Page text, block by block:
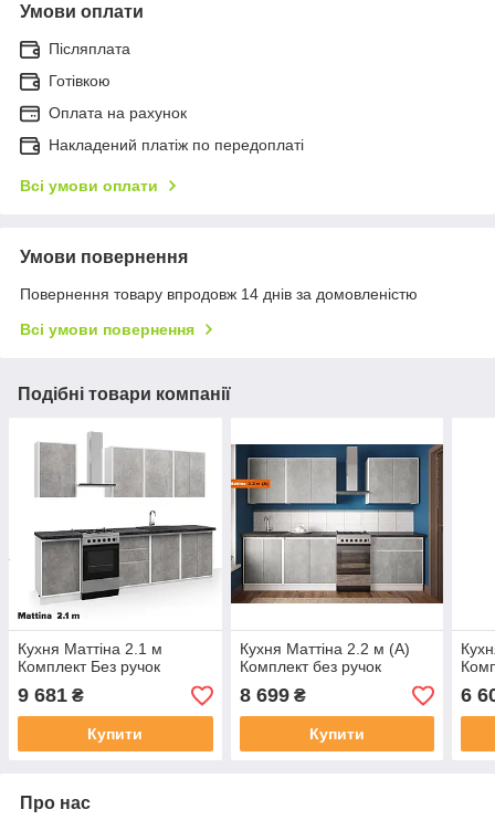
Умови оплати
Післяплата
Готівкою
Оплата на рахунок
Накладений платіж по передоплаті
Всі умови оплати
Умови повернення
Повернення товару впродовж 14 днів за домовленістю
Всі умови повернення
Подібні товари компанії
Кухня Маттіна 2.1 м
Комплект Без ручок
9 681 ₴
Купити
Кухня Маттіна 2.2 м (А)
Комплект без ручок
8 699₴
Купити
6
Про нас